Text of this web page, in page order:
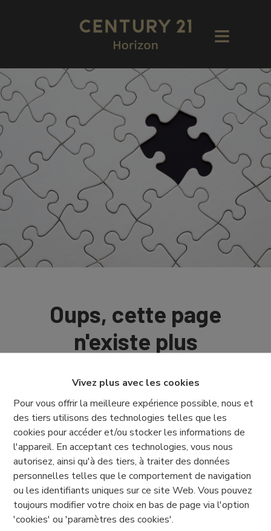
Vivez plus avec les cookies
Pour vous offrir la meilleure expérience possible, nous et
des tiers utilisons des technologies telles que les
cookies pour accéder et/ou stocker les informations de
l'appareil. En acceptant ces technologies, vous nous
autorisez, ainsi qu'à des tiers, à traiter des données
personnelles telles que le comportement de navigation
ou les identifiants uniques sur ce site Web. Vous pouvez
toujours modifier votre choix en bas de page via l'option
'cookies' ou 'paramètres des cookies'.
Oups, cette page
n'existe plus
À Vendre À Louer